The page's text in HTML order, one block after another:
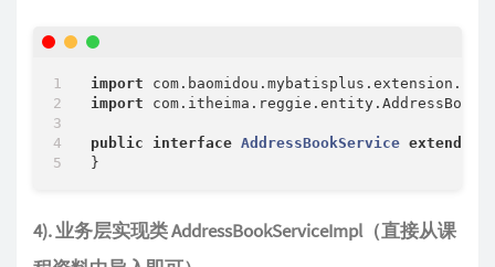
import
import com.itheima.reggie.entity.AddressBook;
public interface AddressBookService extends
4). 业务层实现类 AddressBookServiceImpl（直接从课